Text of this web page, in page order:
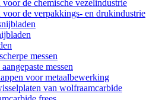
voor de chemische vezelindustrie
voor de verpakkings- en drukindustrie
messen
messen
voor metaalbewerking
van wolfraamcarbide